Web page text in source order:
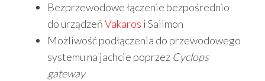
Bezprzewodowe łączenie bezpośrednio
do urządzeńVakaros i Sailmon
Możliwość podłączenia do przewodowego
systemu na jachcie poprzez Cyclops
gateway